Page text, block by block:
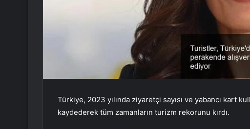
Türkiye, 2023 yılında ziyaretçi sayısı ve yabancı kart
kaydederek tüm zamanların turizm rekorunu kırdı.